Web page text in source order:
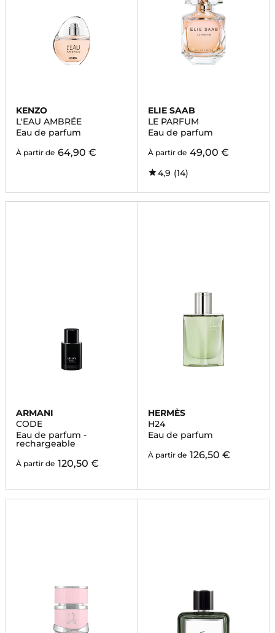
KENZO
L'EAU AMBRÉE
Eau de parfum
À partir de 64,90 €
ELIE SAAB
LE PARFUM
Eau de parfum
À partir de 49,00 €
4,9 (14)
ARMANI
CODE
Eau de parfum -
rechargeable
À partir de 120,50 €
HERMÈS
H24
Eau de parfum
À partir de 126,50 €